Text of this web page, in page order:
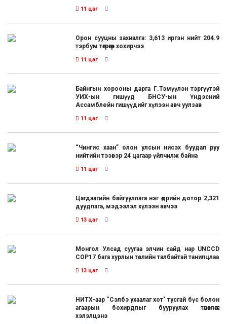
11 цаг
Орон сууцны захиалга: 3,613 иргэн нийт 204.9
тэрбум төгрөгөөр хохирчээ
11 цаг
Байнгын хорооны дарга Г.Тэмүүлэн тэргүүтэй
УИХ-ын гишүүд БНСУ-ын Үндэсний
Ассамблейн гишүүдийг хүлээн авч уулзав
11 цаг
“Чингис хаан” олон улсын нисэх буудал руу
нийтийн тээвэр 24 цагаар үйлчилж байна
11 цаг
Цагдаагийн байгууллага нэг өдрийн дотор 2,321
дуудлага, мэдээлэл хүлээн авчээ
13 цаг
Монгол Улсад суугаа элчин сайд нар UNCCD
COP17 бага хурлын төслийн талбайтай танилцлаа
13 цаг
НИТХ-аар "Сэлбэ ухаалаг хот" тусгай бүс болон
агаарын бохирдлыг бууруулах төлөвлөгөөг
хэлэлцэнэ